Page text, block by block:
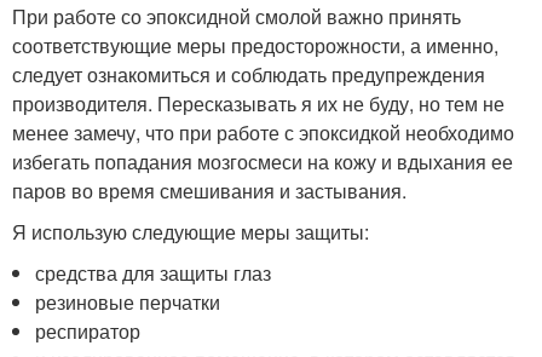
При работе со эпоксидной смолой важно принять
соответствующие меры предосторожности, а именно,
следует ознакомиться и соблюдать предупреждения
производителя. Пересказывать я их не буду, но тем не
менее замечу, что при работе с эпоксидкой необходимо
избегать попадания мозгосмеси на кожу и вдыхания ее
паров во время смешивания и застывания.
Я использую следующие меры защиты:
средства для защиты глаз
резиновые перчатки
респиратор